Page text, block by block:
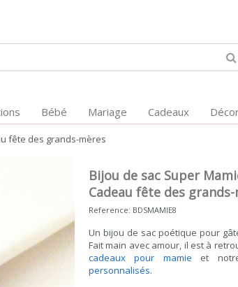
Bébé Mariage Cadeaux
fête des grands-mères
Bijou de sac Super
Cadeau fête des
Reference: BDSMAMIE8
Un bijou de sac poétique pour
Fait main avec amour, il est à
cadeaux pour mamie et
personnalisés.